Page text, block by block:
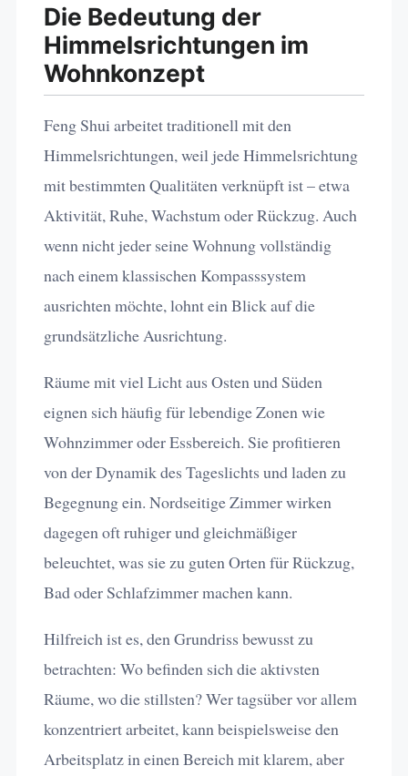
Die Bedeutung der
Himmelsrichtungen im
Wohnkonzept
Feng Shui arbeitet traditionell mit den
Himmelsrichtungen, weil jede Himmelsrichtung
mit bestimmten Qualitäten verknüpft ist – etwa
Aktivität, Ruhe, Wachstum oder Rückzug. Auch
wenn nicht jeder seine Wohnung vollständig
nach einem klassischen Kompasssystem
ausrichten möchte, lohnt ein Blick auf die
grundsätzliche Ausrichtung.
Räume mit viel Licht aus Osten und Süden
eignen sich häufig für lebendige Zonen wie
Wohnzimmer oder Essbereich. Sie profitieren
von der Dynamik des Tageslichts und laden zu
Begegnung ein. Nordseitige Zimmer wirken
dagegen oft ruhiger und gleichmäßiger
beleuchtet, was sie zu guten Orten für Rückzug,
Bad oder Schlafzimmer machen kann.
Hilfreich ist es, den Grundriss bewusst zu
betrachten: Wo befinden sich die aktivsten
Räume, wo die stillsten? Wer tagsüber vor allem
konzentriert arbeitet, kann beispielsweise den
Arbeitsplatz in einen Bereich mit klarem, aber